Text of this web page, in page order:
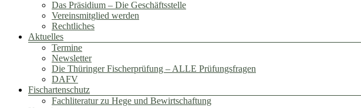
Das Präsidium – Die Geschäftsstelle
Vereinsmitglied werden
Rechtliches
Aktuelles
Termine
Newsletter
Die Thüringer Fischerprüfung – ALLE Prüfungsfragen
DAFV
Fischartenschutz
Fachliteratur zu Hege und Bewirtschaftung